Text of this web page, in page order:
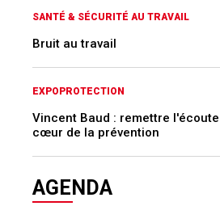
SANTÉ & SÉCURITÉ AU TRAVAIL
Bruit au travail
EXPOPROTECTION
Vincent Baud : remettre
cœur de la prévention
AGENDA